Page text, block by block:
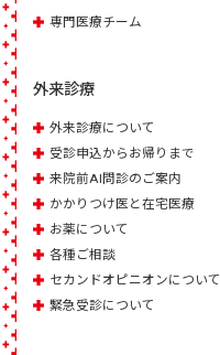
専門医療チーム
外来診療
外来診療について
受診申込からお帰りまで
来院前AI問診のご案内
かかりつけ医と在宅医療
お薬について
各種ご相談
セカンドオピニオンについて
緊急受診について